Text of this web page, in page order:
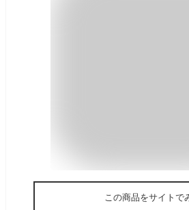
この商品をサイトで